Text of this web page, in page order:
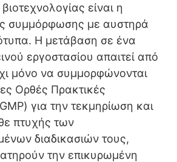
είναι η
συμμόρφωσης με αυστηρά
Η μετάβαση σε ένα
εργοστασίου απαιτεί από
μόνο να συμμορφώνονται
Ορθές Πρακτικές
για την τεκμηρίωση και
πτυχής των
διαδικασιών τους,
την επικυρωμένη